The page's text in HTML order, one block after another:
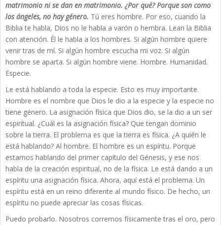
matrimonio ni se dan en matrimonio. ¿Por qué? Porque son como
los ángeles, no hay género. Tú eres hombre. Por eso, cuando la
Biblia te habla, Dios no le habla a varón o hembra. Lean la Biblia
con atención. Él le habla a los hombres. Si algún hombre quiere
venir tras de mí. Si algún hombre escucha mi voz. Si algún
hombre se aparta. Si algún hombre viene. Hombre. Humanidad.
Especie.
Le está hablando a toda la especie. Esto es muy importante.
Hombre es el nombre que Dios le dio a la especie y la especie no
tiene género. La asignación física que Dios dio, se la dio a un ser
espiritual. ¿Cuál es la asignación física? Que tengan dominio
sobre la tierra. El problema es que la tierra es física. ¿A quién le
está hablando? Al hombre. El hombre es un espíritu. Porque
estamos hablando del primer capítulo del Génesis, y ese nos
habla de la creación espiritual, no de la física. Le está dando a un
espíritu una asignación física. Ahora, aquí está el problema. Un
espíritu está en un reino diferente al mundo físico. De hecho, un
espíritu no puede apreciar las cosas físicas.
Puedo probarlo. Nosotros corremos físicamente tras el oro, pero